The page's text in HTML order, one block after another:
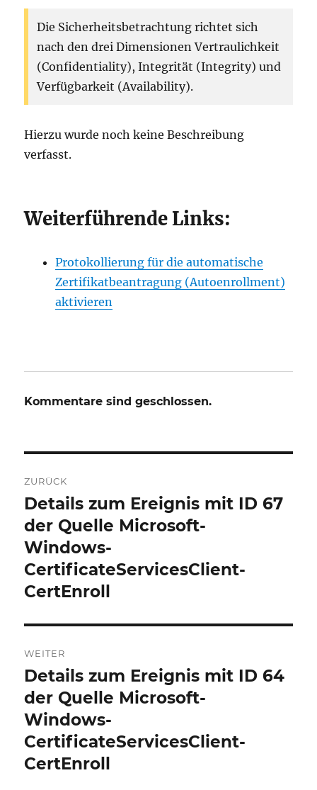
Die Sicherheitsbetrachtung richtet sich
nach den drei Dimensionen Vertraulichkeit
(Confidentiality), Integrität (Integrity) und
Verfügbarkeit (Availability).
Hierzu wurde noch keine Beschreibung
verfasst.
Weiterführende Links:
Protokollierung für die automatische
Zertifikatbeantragung (Autoenrollment)
aktivieren
Kommentare sind geschlossen.
Navigation
ZURÜCK
Vorheriger
Beitrag:
Details zum Ereignis mit ID 67
der Quelle Microsoft-
Windows-
CertificateServicesClient-
CertEnroll
WEITER
Nächster
Beitrag:
Details zum Ereignis mit ID 64
der Quelle Microsoft-
Windows-
CertificateServicesClient-
CertEnroll